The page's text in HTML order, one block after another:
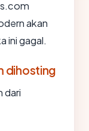
akan
ini gagal.
dihosting
dari